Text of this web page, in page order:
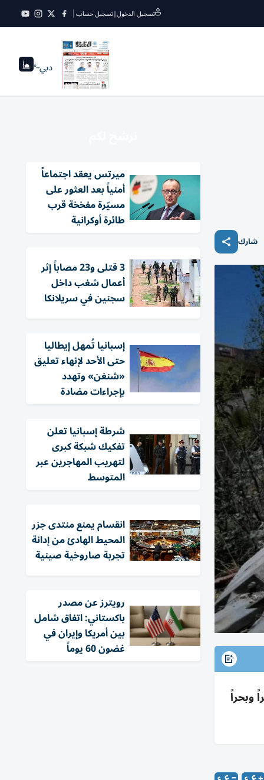
تسجيل الدخول|تسجيل حساب
دبي--°
شارك
وبحراً
ميرتس يعقد اجتماعاً
أمنياً بعد العثور على
مسيّرة مفخخة قرب
طائرة أوكرانية
3 قتلى و23 مصاباً إثر
أعمال شغب داخل
سجنين في سريلانكا
إسبانيا تُمهل إيطاليا
حتى الأحد لإنهاء تعليق
«شنغن» وتهدد
بإجراءات مضادة
شرطة إسبانيا تعلن
تفكيك شبكة كبرى
لتهريب المهاجرين عبر
المتوسط
انقسام يمنع منتدى جزر
المحيط الهادئ من إدانة
تجربة صاروخية صينية
‏رويترز عن مصدر
باكستاني: اتفاق شامل
بين أمريكا وإيران في
غضون 60 يوماً